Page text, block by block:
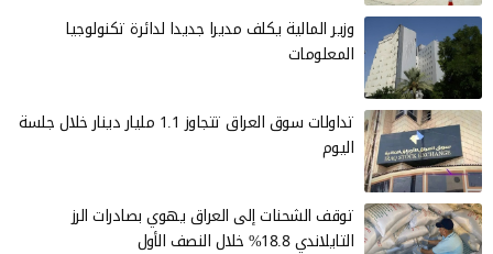
وزير المالية يكلف مديرا جديدا لدائرة تكنولوجيا
المعلومات
تداولات سوق العراق تتجاوز 1.1 مليار دينار خلال جلسة
اليوم
توقف الشحنات إلى العراق يهوي بصادرات الرز
التايلاندي 18.8% خلال النصف الأول